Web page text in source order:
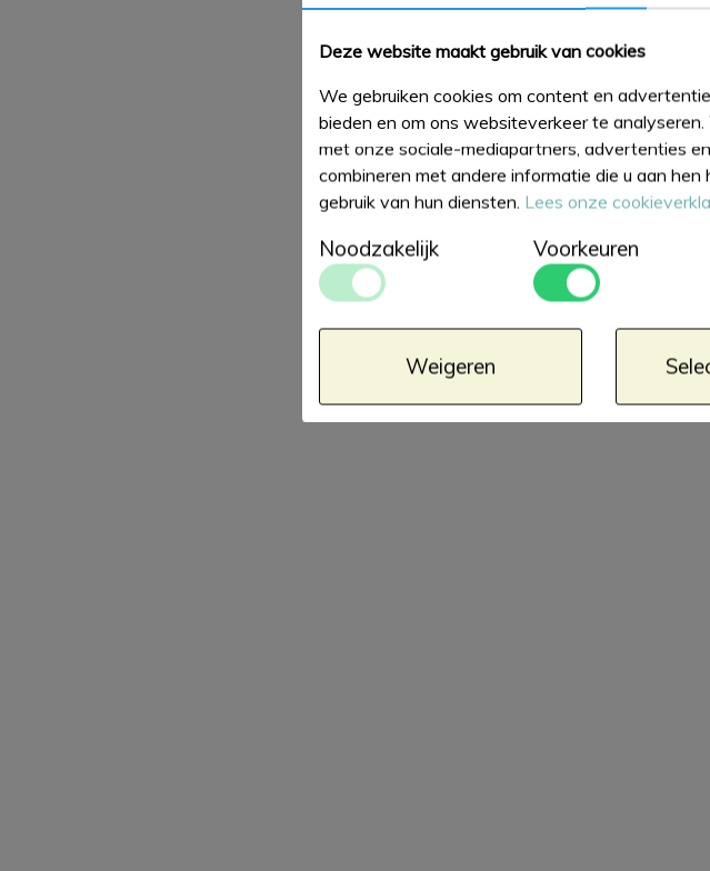
Deze website maakt gebruik van cookies
We gebruiken cookies om content en
bieden en om ons websiteverkeer te
met onze sociale-mediapartners, advertenties
combineren met andere informatie die u aan
gebruik van hun diensten. Lees onze
Noodzakelijk Voorkeuren
Weigeren